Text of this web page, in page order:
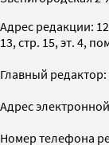
Адрес редакции:
13, стр. 15, эт. 4,
Главный
Адрес
Номер телефона